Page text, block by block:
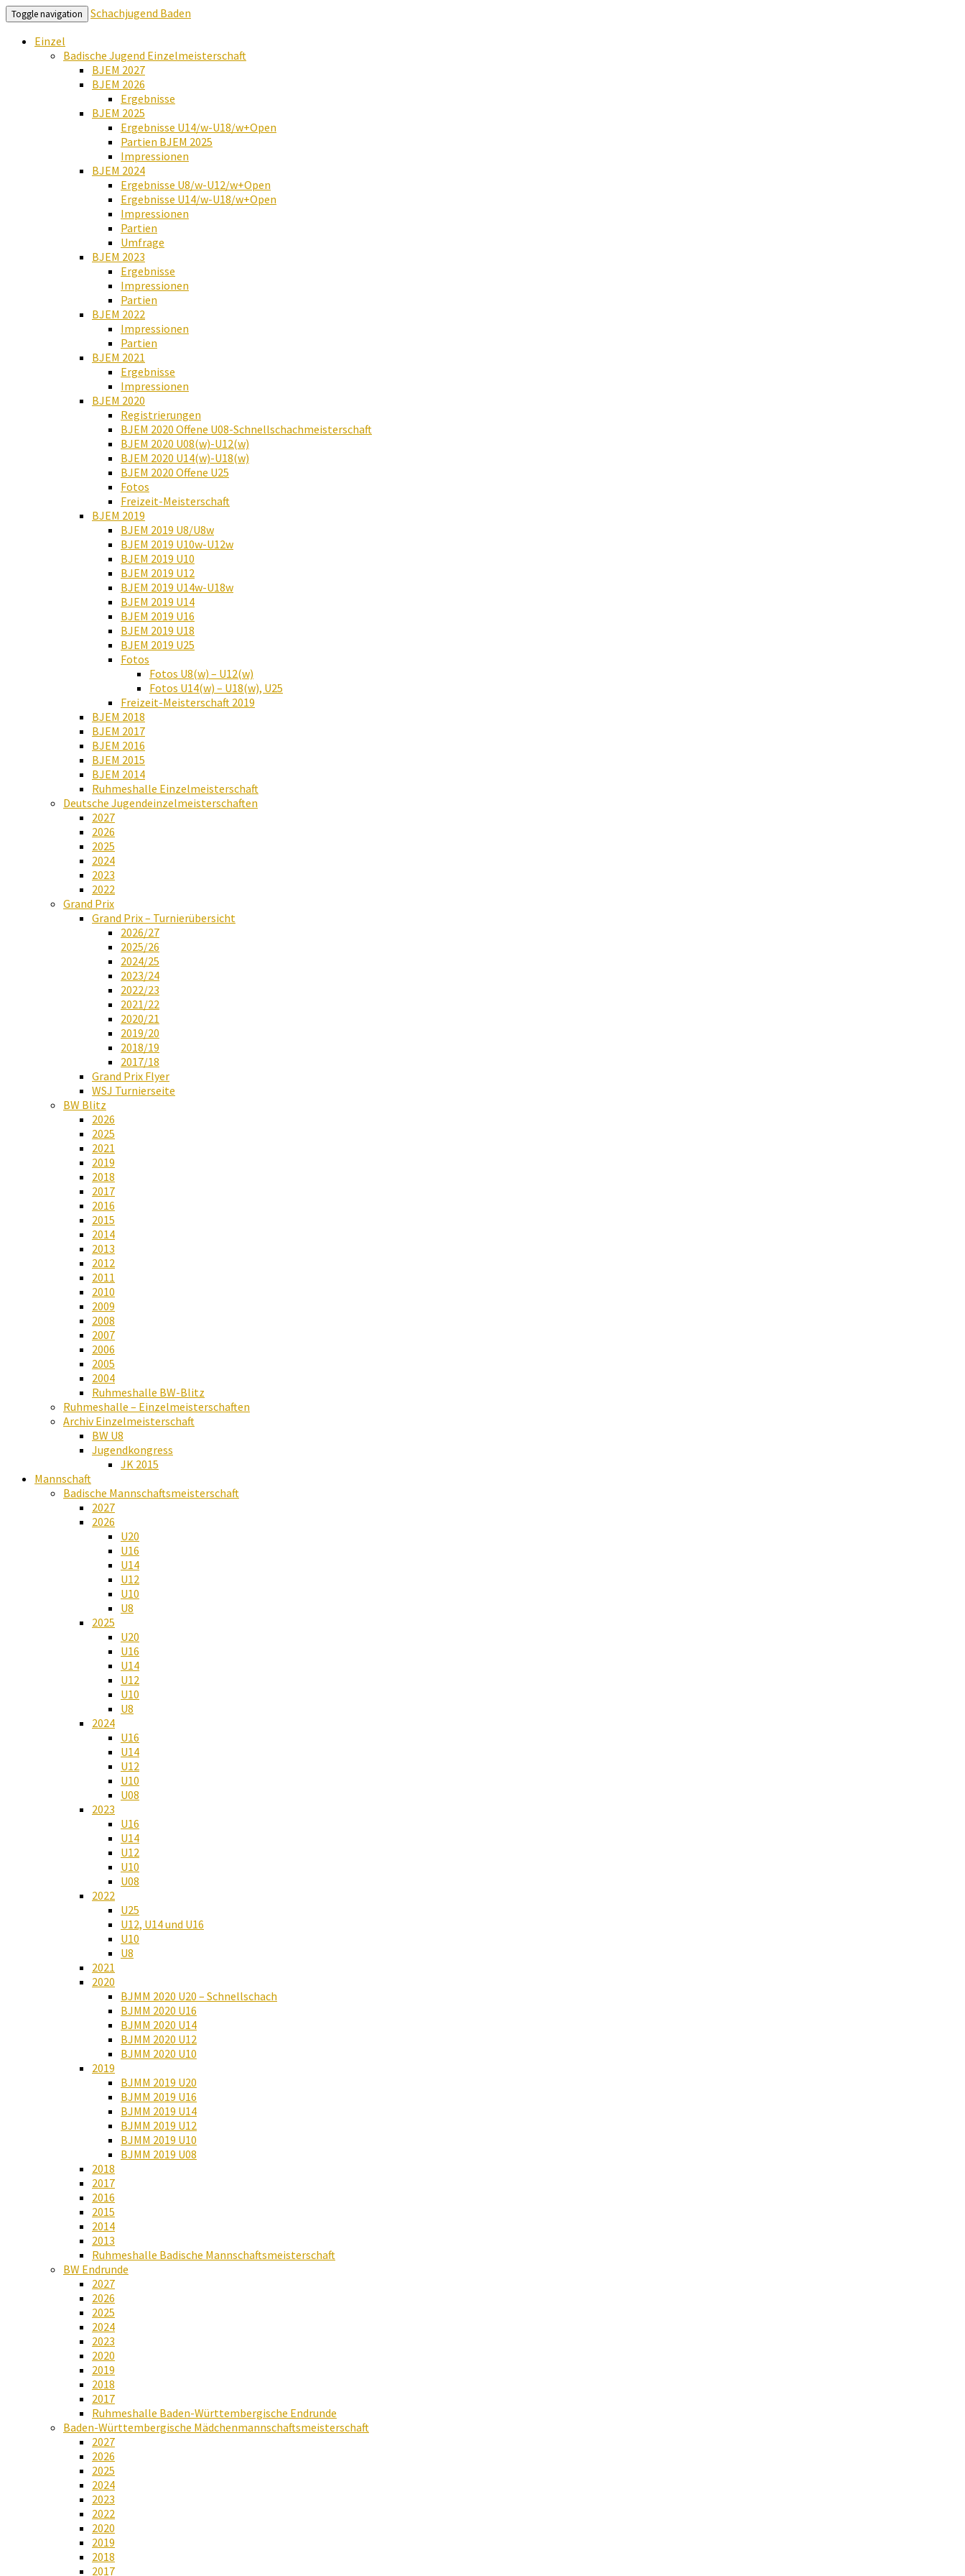
Toggle navigation
Schachjugend Baden
Einzel
Badische Jugend Einzelmeisterschaft
BJEM 2027
BJEM 2026
Ergebnisse
BJEM 2025
Ergebnisse U14/w-U18/w+Open
Partien BJEM 2025
Impressionen
BJEM 2024
Ergebnisse U8/w-U12/w+Open
Ergebnisse U14/w-U18/w+Open
Impressionen
Partien
Umfrage
BJEM 2023
Ergebnisse
Impressionen
Partien
BJEM 2022
Impressionen
Partien
BJEM 2021
Ergebnisse
Impressionen
BJEM 2020
Registrierungen
BJEM 2020 Offene U08-Schnellschachmeisterschaft
BJEM 2020 U08(w)-U12(w)
BJEM 2020 U14(w)-U18(w)
BJEM 2020 Offene U25
Fotos
Freizeit-Meisterschaft
BJEM 2019
BJEM 2019 U8/U8w
BJEM 2019 U10w-U12w
BJEM 2019 U10
BJEM 2019 U12
BJEM 2019 U14w-U18w
BJEM 2019 U14
BJEM 2019 U16
BJEM 2019 U18
BJEM 2019 U25
Fotos
Fotos U8(w) – U12(w)
Fotos U14(w) – U18(w), U25
Freizeit-Meisterschaft 2019
BJEM 2018
BJEM 2017
BJEM 2016
BJEM 2015
BJEM 2014
Ruhmeshalle Einzelmeisterschaft
Deutsche Jugendeinzelmeisterschaften
2027
2026
2025
2024
2023
2022
Grand Prix
Grand Prix – Turnierübersicht
2026/27
2025/26
2024/25
2023/24
2022/23
2021/22
2020/21
2019/20
2018/19
2017/18
Grand Prix Flyer
WSJ Turnierseite
BW Blitz
2026
2025
2021
2019
2018
2017
2016
2015
2014
2013
2012
2011
2010
2009
2008
2007
2006
2005
2004
Ruhmeshalle BW-Blitz
Ruhmeshalle – Einzelmeisterschaften
Archiv Einzelmeisterschaft
BW U8
Jugendkongress
JK 2015
Mannschaft
Badische Mannschaftsmeisterschaft
2027
2026
U20
U16
U14
U12
U10
U8
2025
U20
U16
U14
U12
U10
U8
2024
U16
U14
U12
U10
U08
2023
U16
U14
U12
U10
U08
2022
U25
U12, U14 und U16
U10
U8
2021
2020
BJMM 2020 U20 – Schnellschach
BJMM 2020 U16
BJMM 2020 U14
BJMM 2020 U12
BJMM 2020 U10
2019
BJMM 2019 U20
BJMM 2019 U16
BJMM 2019 U14
BJMM 2019 U12
BJMM 2019 U10
BJMM 2019 U08
2018
2017
2016
2015
2014
2013
Ruhmeshalle Badische Mannschaftsmeisterschaft
BW Endrunde
2027
2026
2025
2024
2023
2020
2019
2018
2017
Ruhmeshalle Baden-Württembergische Endrunde
Baden-Württembergische Mädchenmannschaftsmeisterschaft
2027
2026
2025
2024
2023
2022
2020
2019
2018
2017